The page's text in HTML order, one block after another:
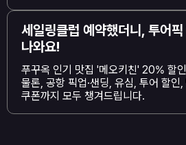
세일링클럽 예약했더니, 투어
나와요!
푸꾸옥 인기 맛집 '메오키친' 20% 할
물론, 공항 픽업·샌딩, 유심, 투어 할인,
쿠폰까지 모두 챙겨드립니다.